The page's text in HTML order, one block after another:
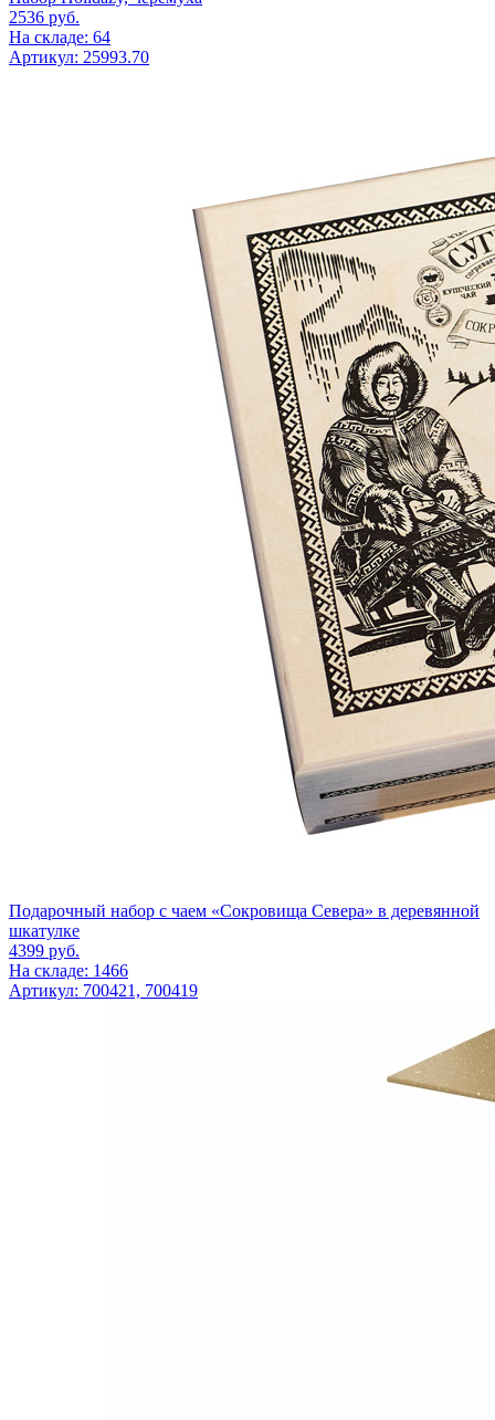
2536 руб.
На складе: 64
Артикул: 25993.70
Подарочный набор c чаем «Сокровища Севера» в деревянной
шкатулке
4399 руб.
На складе: 1466
Артикул: 700421, 700419